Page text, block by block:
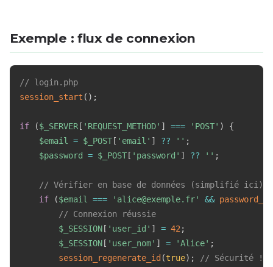
Exemple : flux de connexion
// login.php
session_start ( ) ;
if ($_SERVER [ 'REQUEST_METHOD' ] === 'POST' )
{
$email
= $_POST [ 'email' ] ?? '' ;
$password
= $_POST [ 'password' ] ?? '' ;
// Vérifier en base de données (simplifié ici)
if
($email === 'alice@exemple.fr' &&
// Connexion réussie
$_SESSION [ 'user_id' ] = 42 ;
$_SESSION [ 'user_nom' ] = 'Alice' ;
session_regenerate_id (true) ;
// Sécurité !